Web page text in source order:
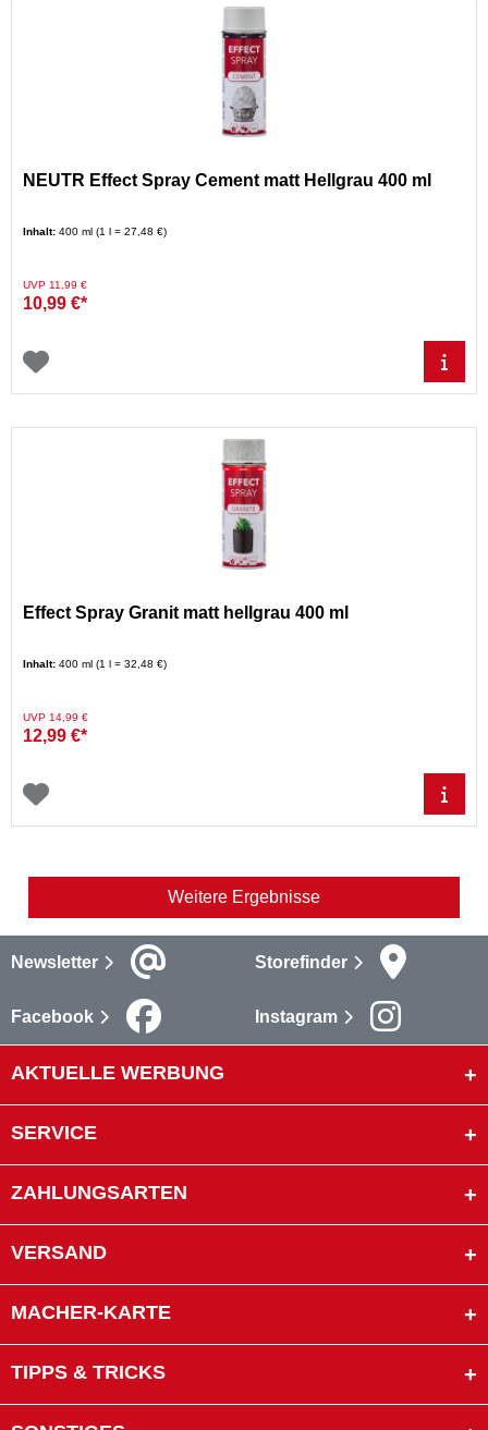
NEUTR Effect Spray Cement matt Hellgrau 400 ml
Inhalt: 400 ml (1 l = 27,48 €)
Preis reduziert von
UVP 11,99 €auf
10,99 €*
Effect Spray Granit matt hellgrau 400 ml
Inhalt: 400 ml (1 l = 32,48 €)
Preis reduziert von
UVP 14,99 €auf
12,99 €*
Weitere Ergebnisse
Newsletter Storefinder
Facebook Instagram
AKTUELLE WERBUNG
SERVICE
ZAHLUNGSARTEN
VERSAND
MACHER-KARTE
TIPPS & TRICKS